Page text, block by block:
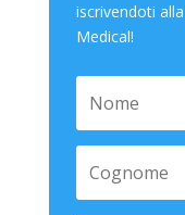
iscrivendoti
Medical!